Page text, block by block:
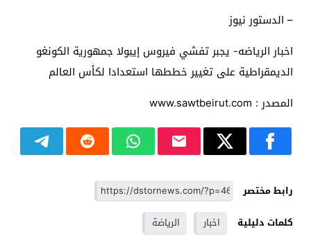
– الدستور نيوز
اخبار الرياضه- يجبر تفشي فيروس إيبولا جمهورية الكونغو
الديمقراطية على تغيير خططها استعدادا لكأس العالم
المصدر : www.sawtbeirut.com
رابط مختصر
كلمات دليلية
اخبار الرياضة